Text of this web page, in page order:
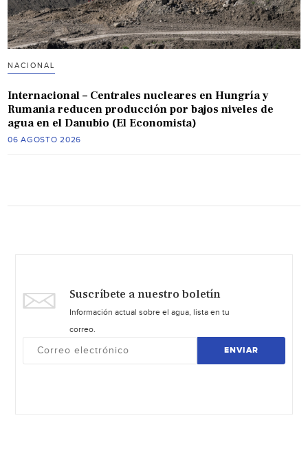
NACIONAL
Internacional – Centrales nucleares en Hungría y
Rumania reducen producción por bajos niveles de
agua en el Danubio (El Economista)
06 AGOSTO 2026
Suscríbete a nuestro boletín
Información actual sobre el agua, lista en tu
correo.
ENVIAR